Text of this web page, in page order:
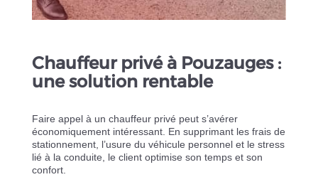
Chauffeur privé à Pouzauges :
une solution rentable
Faire appel à un chauffeur privé peut s’avérer
économiquement intéressant. En supprimant les frais de
stationnement, l’usure du véhicule personnel et le stress
lié à la conduite, le client optimise son temps et son
confort.